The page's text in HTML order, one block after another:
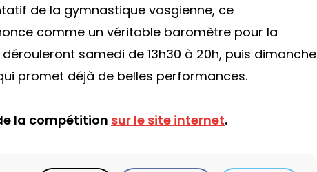
de la gymnastique vosgienne, ce
comme un véritable baromètre pour la
samedi de 13h30 à 20h, puis dimanche
promet déjà de belles performances.
la compétition sur le site internet.